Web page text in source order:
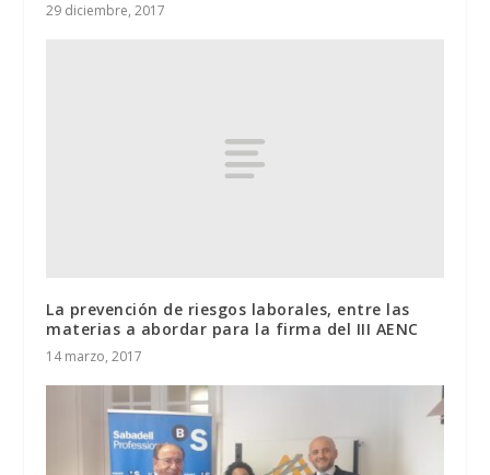
29 diciembre, 2017
La prevención de riesgos laborales, entre las
materias a abordar para la firma del III AENC
14 marzo, 2017